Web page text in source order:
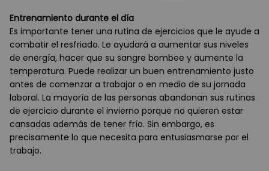
Entrenamiento durante el día
Es importante tener una rutina de ejercicios que le ayude a
combatir el resfriado. Le ayudará a aumentar sus niveles
de energía, hacer que su sangre bombee y aumente la
temperatura. Puede realizar un buen entrenamiento justo
antes de comenzar a trabajar o en medio de su jornada
laboral. La mayoría de las personas abandonan sus rutinas
de ejercicio durante el invierno porque no quieren estar
cansadas además de tener frío. Sin embargo, es
precisamente lo que necesita para entusiasmarse por el
trabajo.